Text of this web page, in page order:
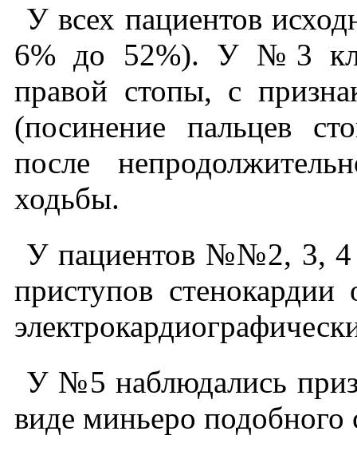
У всех пациентов
6% до 52%). У №3
правой стопы, с
(посинение пальцев
после
ходьбы.
У пациентов №№2, 3, 4
приступов
У №5 наблюдались
виде миньеро подобного